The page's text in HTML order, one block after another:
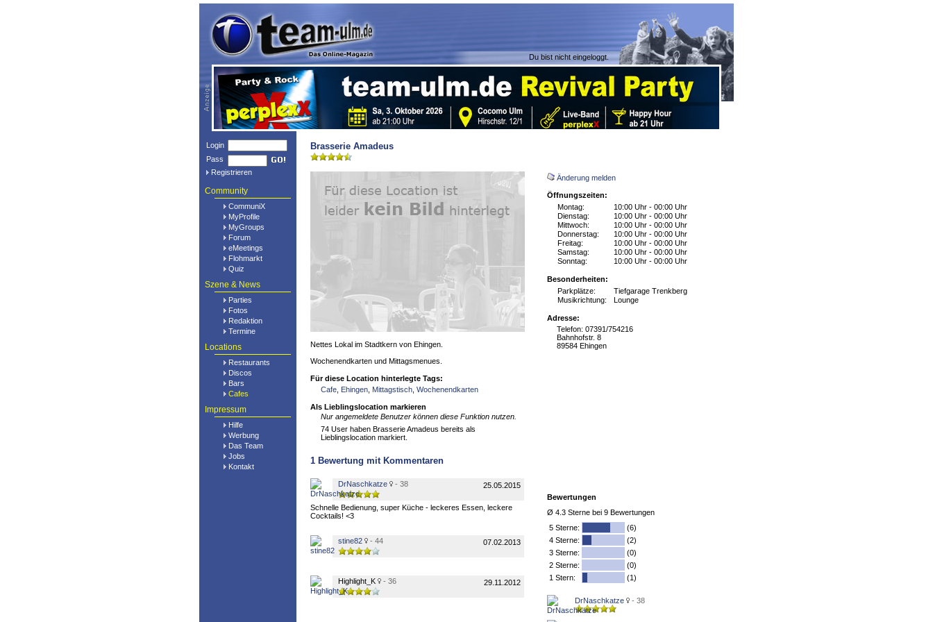
Du bist nicht eingeloggt.
Login
Pass
Registrieren
Community
CommuniX
MyProfile
MyGroups
Forum
eMeetings
Flohmarkt
Quiz
Szene & News
Parties
Fotos
Redaktion
Termine
Locations
Restaurants
Discos
Bars
Cafes
Impressum
Hilfe
Werbung
Das Team
Jobs
Kontakt
Brasserie Amadeus
Änderung melden
Öffnungszeiten:
Montag:
10:00 Uhr - 00:00 Uhr
Dienstag:
10:00 Uhr - 00:00 Uhr
Mittwoch:
10:00 Uhr - 00:00 Uhr
Donnerstag:
10:00 Uhr - 00:00 Uhr
Freitag:
10:00 Uhr - 00:00 Uhr
Samstag:
10:00 Uhr - 00:00 Uhr
Sonntag:
10:00 Uhr - 00:00 Uhr
Besonderheiten:
Parkplätze:
Tiefgarage Trenkberg
Musikrichtung: Lounge
Adresse:
Telefon: 07391/754216
Bahnhofstr. 8
89584 Ehingen
Bewertungen
Ø 4.3 Sterne bei 9 Bewertungen
5 Sterne:
(6)
4 Sterne:
(2)
3 Sterne:
(0)
2 Sterne:
(0)
1 Stern:
(1)
DrNaschkatze - 38
Nettes Lokal im Stadtkern von Ehingen.
Wochenendkarten und Mittagsmenues.
Für diese Location hinterlegte Tags:
Cafe Ehingen Mittagstisch Wochenendkarten
Als Lieblingslocation markieren
Nur angemeldete Benutzer können diese Funktion nutzen.
74 User haben Brasserie Amadeus bereits als
Lieblingslocation markiert.
1 Bewertung mit Kommentaren
DrNaschkatze - 38 25.05.2015
Schnelle Bedienung, super Küche - leckeres Essen, leckere
Cocktails! <3
stine82 - 44 07.02.2013
Highlight_K - 36 29.11.2012